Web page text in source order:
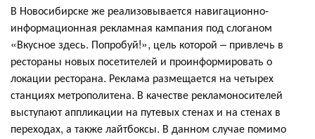
В Новосибирске же реализовывается навигационно-
информационная рекламная кампания под слоганом
«Вкусное здесь. Попробуй!», цель которой – привлечь в
рестораны новых посетителей и проинформировать о
локации ресторана. Реклама размещается на четырех
станциях метрополитена. В качестве рекламоносителей
выступают аппликации на путевых стенах и на стенах в
переходах, а также лайтбоксы. В данном случае помимо